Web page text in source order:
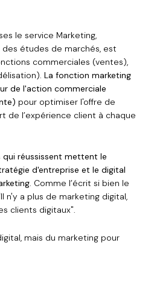
le service Marketing,
études de marchés, est
commerciales (ventes),
La fonction marketing
de l'action commerciale
pour optimiser l'offre de
de l’expérience client à chaque
qui réussissent mettent le
d'entreprise et le digital
. Comme l’écrit si bien le
n'y a plus de marketing digital,
clients digitaux".
mais du marketing pour